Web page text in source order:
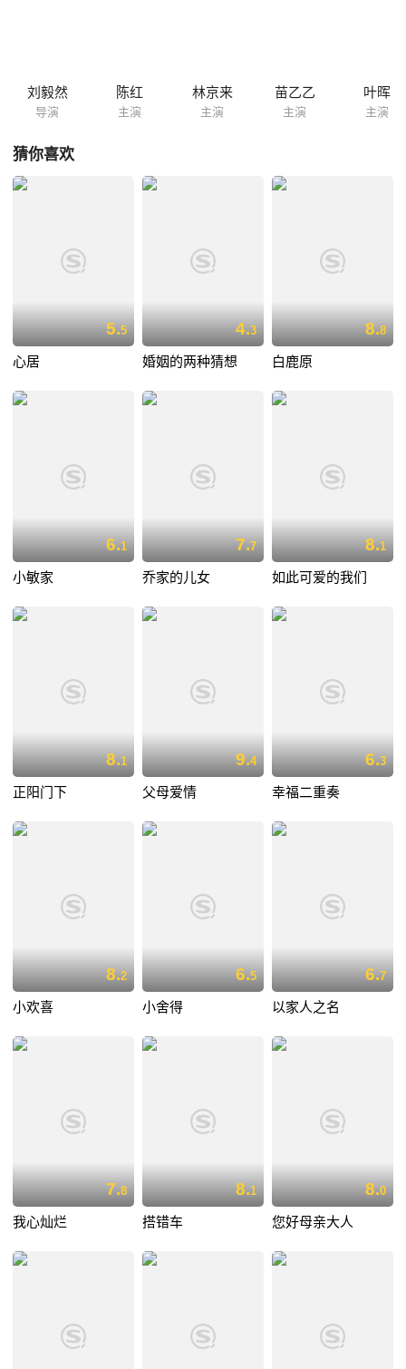
刘毅然
导演
陈红
主演
林京来
主演
苗乙乙
主演
叶晖
主演
猜你喜欢
5.5
心居
4.3
婚姻的两种猜想
8.8
白鹿原
6.1
小敏家
7.7
乔家的儿女
8.1
如此可爱的我们
8.1
正阳门下
9.4
父母爱情
6.3
幸福二重奏
8.2
小欢喜
6.5
小舍得
6.7
以家人之名
7.8
我心灿烂
8.1
搭错车
8.0
您好母亲大人